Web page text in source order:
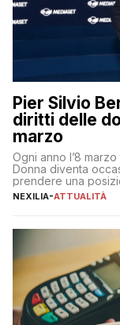
Pier Silvio
diritti delle
marzo
Ogni anno l’8
Donna diventa
prendere una
sua complessità e
NEXILIA-ATTUALITÀ